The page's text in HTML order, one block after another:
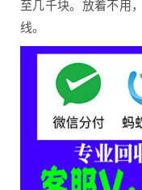
至几千块。放着不用
线。